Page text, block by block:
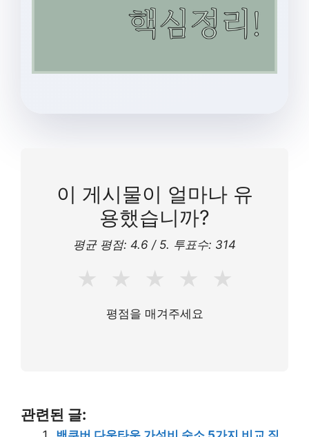
이 게시물이 얼마나 유
용했습니까?
평균 평점: 4.6 / 5. 투표수: 314
★ ★ ★ ★ ★
평점을 매겨주세요
관련된 글: